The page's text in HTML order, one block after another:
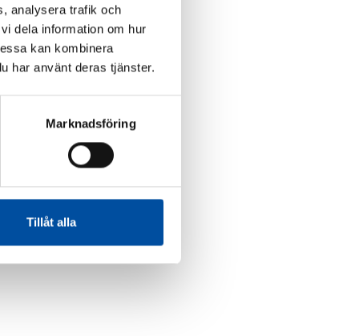
analysera trafik och
dela information om hur
kan kombinera
har använt deras tjänster.
Marknadsföring
Tillåt alla